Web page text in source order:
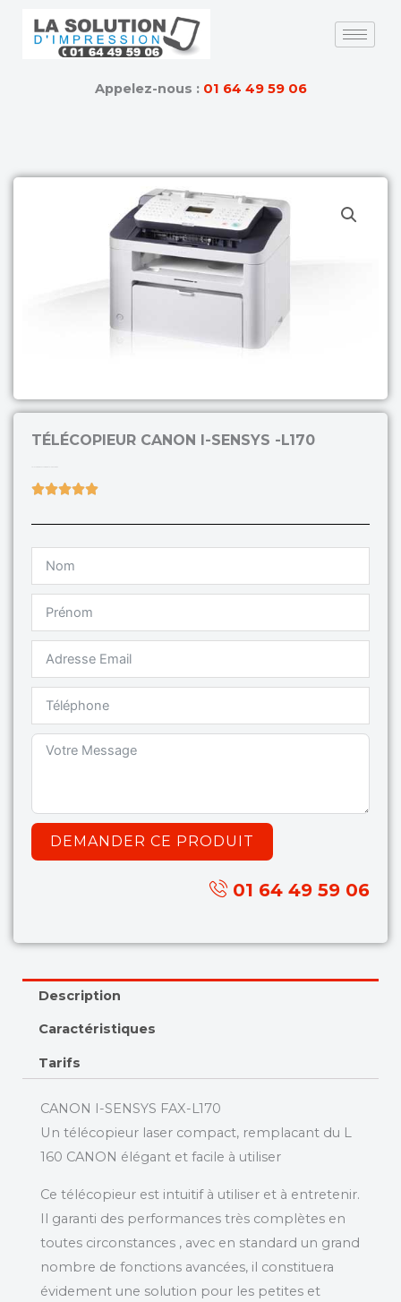
Appelez-nous : 01 64 49 59 06
TÉLÉCOPIEUR CANON I-SENSYS -L170
Rated
5
DEMANDER CE PRODUIT
01 64 49 59 06
Description
Caractéristiques
Tarifs
CANON I-SENSYS FAX-L170
Un télécopieur laser compact, remplacant du L
160 CANON élégant et facile à utiliser
Ce télécopieur est intuitif à utiliser et à entretenir.
Il garanti des performances très complètes en
toutes circonstances , avec en standard un grand
nombre de fonctions avancées, il constituera
évidement une solution pour les petites et